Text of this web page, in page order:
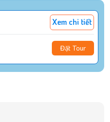
Xem chi tiết
Đặt Tour